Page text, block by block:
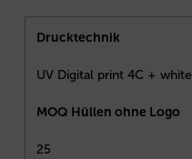
Drucktechnik
UV Digital print 4C + white
MOQ Hüllen ohne Logo
25